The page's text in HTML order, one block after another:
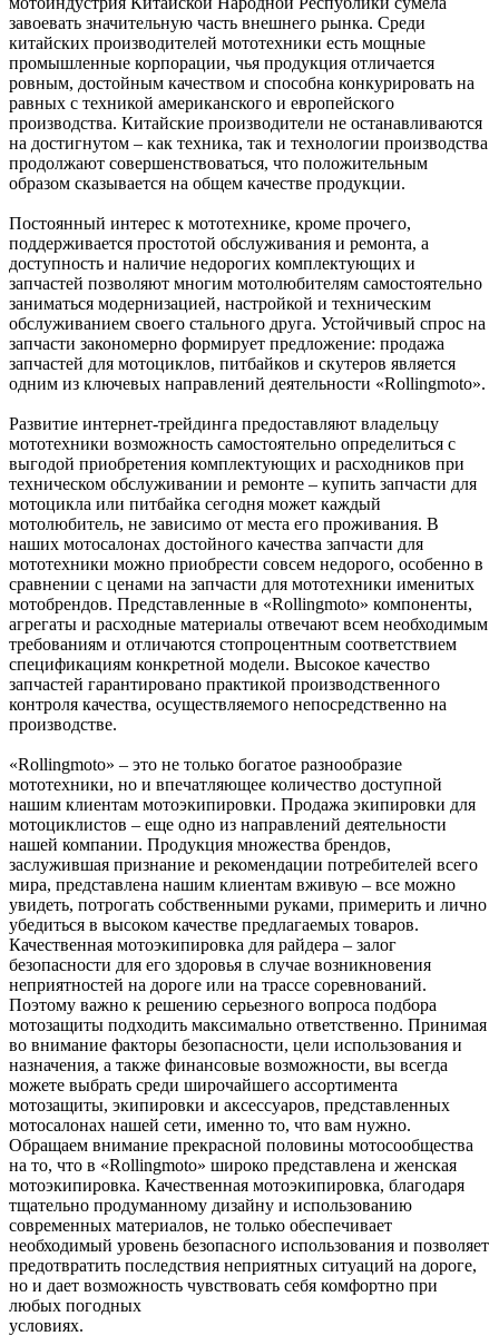
завоевать значительную часть внешнего рынка. Среди
китайских производителей мототехники есть мощные
промышленные корпорации, чья продукция отличается
ровным, достойным качеством и способна конкурировать на
равных с техникой американского и европейского
производства. Китайские производители не останавливаются
на достигнутом – как техника, так и технологии производства
продолжают совершенствоваться, что положительным
образом сказывается на общем качестве продукции.
Постоянный интерес к мототехнике, кроме прочего,
поддерживается простотой обслуживания и ремонта, а
доступность и наличие недорогих комплектующих и
запчастей позволяют многим мотолюбителям самостоятельно
заниматься модернизацией, настройкой и техническим
обслуживанием своего стального друга. Устойчивый спрос на
запчасти закономерно формирует предложение: продажа
запчастей для мотоциклов, питбайков и скутеров является
одним из ключевых направлений деятельности «Rollingmoto».
Развитие интернет-трейдинга предоставляют владельцу
мототехники возможность самостоятельно определиться с
выгодой приобретения комплектующих и расходников при
техническом обслуживании и ремонте – купить запчасти для
мотоцикла или питбайка сегодня может каждый
мотолюбитель, не зависимо от места его проживания. В
наших мотосалонах достойного качества запчасти для
мототехники можно приобрести совсем недорого, особенно в
сравнении с ценами на запчасти для мототехники именитых
мотобрендов. Представленные в «Rollingmoto» компоненты,
агрегаты и расходные материалы отвечают всем необходимым
требованиям и отличаются стопроцентным соответствием
спецификациям конкретной модели. Высокое качество
запчастей гарантировано практикой производственного
контроля качества, осуществляемого непосредственно на
производстве.
«Rollingmoto» – это не только богатое разнообразие
мототехники, но и впечатляющее количество доступной
нашим клиентам мотоэкипировки. Продажа экипировки для
мотоциклистов – еще одно из направлений деятельности
нашей компании. Продукция множества брендов,
заслужившая признание и рекомендации потребителей всего
мира, представлена нашим клиентам вживую – все можно
увидеть, потрогать собственными руками, примерить и лично
убедиться в высоком качестве предлагаемых товаров.
Качественная мотоэкипировка для райдера – залог
безопасности для его здоровья в случае возникновения
неприятностей на дороге или на трассе соревнований.
Поэтому важно к решению серьезного вопроса подбора
мотозащиты подходить максимально ответственно. Принимая
во внимание факторы безопасности, цели использования и
назначения, а также финансовые возможности, вы всегда
можете выбрать среди широчайшего ассортимента
мотозащиты, экипировки и аксессуаров, представленных
мотосалонах нашей сети, именно то, что вам нужно.
Обращаем внимание прекрасной половины мотосообщества
на то, что в «Rollingmoto» широко представлена и женская
мотоэкипировка. Качественная мотоэкипировка, благодаря
тщательно продуманному дизайну и использованию
современных материалов, не только обеспечивает
необходимый уровень безопасного использования и позволяет
предотвратить последствия неприятных ситуаций на дороге,
но и дает возможность чувствовать себя комфортно при
любых погодных
условиях.